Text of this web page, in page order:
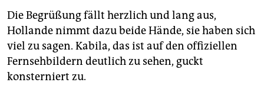
Die Begrüßung fällt herzlich und lang aus,
Hollande nimmt dazu beide Hände, sie haben sich
viel zu sagen. Kabila, das ist auf den offiziellen
Fernsehbildern deutlich zu sehen, guckt
konsterniert zu.